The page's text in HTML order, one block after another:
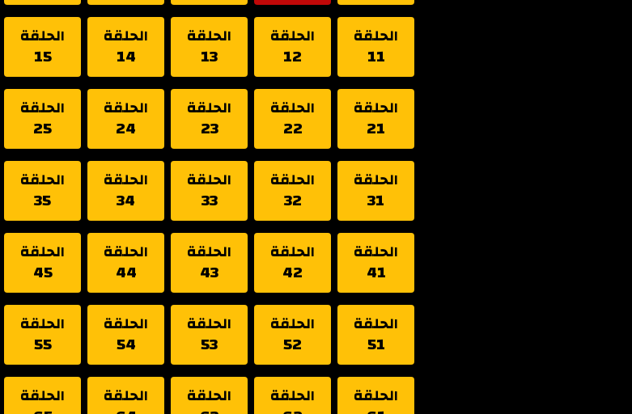
الحلقة
11
الحلقة
12
الحلقة
13
الحلقة
14
الحلقة
15
الحلقة
21
الحلقة
22
الحلقة
23
الحلقة
24
الحلقة
25
الحلقة
31
الحلقة
32
الحلقة
33
الحلقة
34
الحلقة
35
الحلقة
41
الحلقة
42
الحلقة
43
الحلقة
44
الحلقة
45
الحلقة
51
الحلقة
52
الحلقة
53
الحلقة
54
الحلقة
55
الحلقة الحلقة الحلقة الحلقة الحلقة